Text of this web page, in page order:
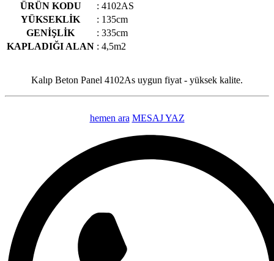
ÜRÜN KODU
: 4102AS
YÜKSEKLİK
: 135cm
GENİŞLİK
: 335cm
KAPLADIĞI ALAN : 4,5m2
Kalıp Beton Panel 4102As uygun fiyat - yüksek kalite.
hemen ara MESAJ YAZ